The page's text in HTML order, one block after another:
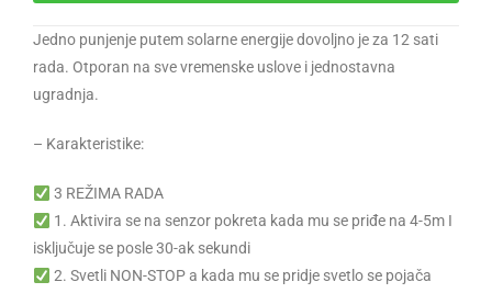
Jedno punjenje putem solarne energije dovoljno je za 12 sati
rada. Otporan na sve vremenske uslove i jednostavna
ugradnja.
– Karakteristike:
3 REŽIMA RADA
1. Aktivira se na senzor pokreta kada mu se priđe na 4-5m I
isključuje se posle 30-ak sekundi
2. Svetli NON-STOP a kada mu se pridje svetlo se pojača